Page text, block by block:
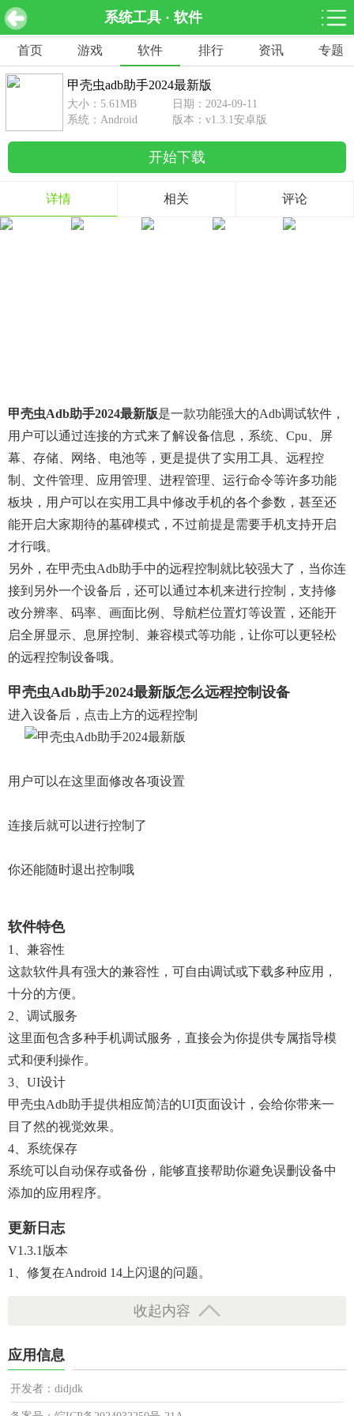
系统工具 · 软件
网游分类 软件分类
休闲益智
462款游戏
赛车竞速
122款游戏
1642款游戏
动作射击
351款游戏
69款游戏
经营养成
冒险解谜
首页 游戏 软件 排行 资讯 专题
甲壳虫adb助手2024最新版 v1.3.1安卓版 下载
甲壳虫adb助手2024最新版
大小：5.61MB
日期：2024-09-11
系统：Android
版本：v1.3.1安卓版
开始下载
详情 相关 评论
甲壳虫adb助手2024最新版是一款功能强大的adb调试软件，
用户可以通过连接的方式来了解设备信息，系统、cpu、屏
幕、存储、网络、电池等，更是提供了实用工具、远程控
制、文件管理、应用管理、进程管理、运行命令等许多功能
板块，用户可以在实用工具中修改手机的各个参数，甚至还
能开启大家期待的墓碑模式，不过前提是需要手机支持开启
才行哦。
另外，在甲壳虫adb助手中的远程控制就比较强大了，当你连
接到另外一个设备后，还可以通过本机来进行控制，支持修
改分辨率、码率、画面比例、导航栏位置灯等设置，还能开
启全屏显示、息屏控制、兼容模式等功能，让你可以更轻松
的远程控制设备哦。
甲壳虫adb助手2024最新版怎么远程控制设备
进入设备后，点击上方的远程控制
用户可以在这里面修改各项设置
连接后就可以进行控制了
你还能随时退出控制哦
软件特色
1、兼容性
这款软件具有强大的兼容性，可自由调试或下载多种应用，
十分的方便。
2、调试服务
这里面包含多种手机调试服务，直接会为你提供专属指导模
式和便利操作。
3、UI设计
甲壳虫adb助手提供相应简洁的UI页面设计，会给你带来一
目了然的视觉效果。
4、系统保存
系统可以自动保存或备份，能够直接帮助你避免误删设备中
添加的应用程序。
更新日志
V1.3.1版本
1、修复在android 14上闪退的问题。
收起内容
应用信息
开发者：didjdk